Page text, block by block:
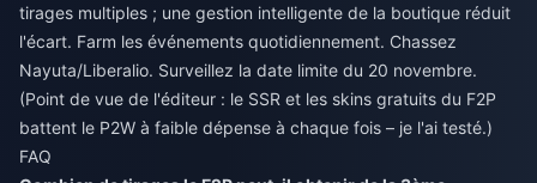
tirages multiples ; une gestion intelligente de la boutique réduit
l'écart. Farm les événements quotidiennement. Chassez
Nayuta/Liberalio. Surveillez la date limite du 20 novembre.
(Point de vue de l'éditeur : le SSR et les skins gratuits du F2P
battent le P2W à faible dépense à chaque fois – je l'ai testé.)
FAQ